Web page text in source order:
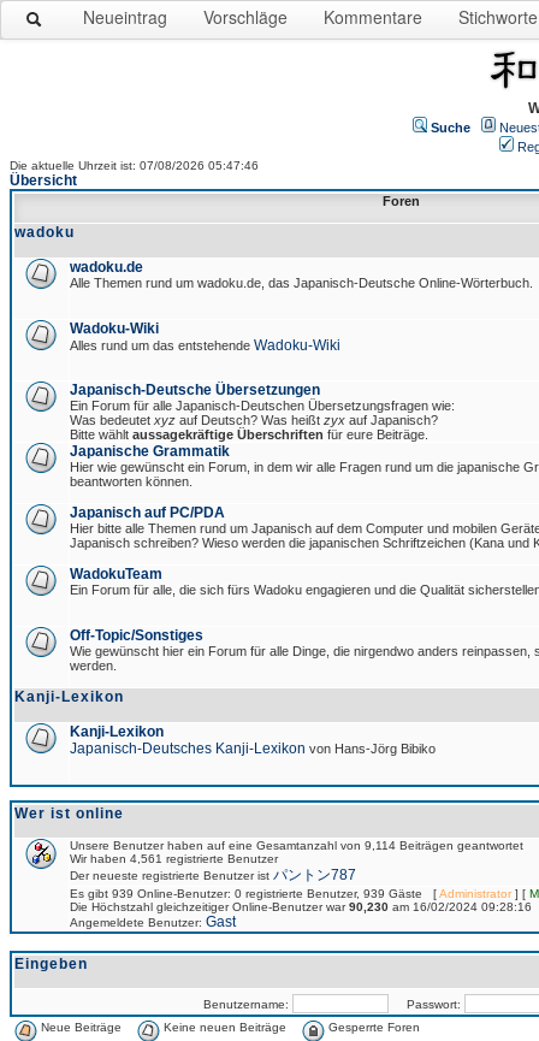
Neueintrag Vorschläge Kommentare Stichworte
Suche
Die aktuelle Uhrzeit ist: 07/08/2026 05:47:46
Übersicht
Foren
wadoku
wadoku.de
Alle Themen rund um wadoku.de, das Japanisch-Deutsche Online-Wörterbuch.
Wadoku-Wiki
Alles rund um das entstehende Wadoku-Wiki
Japanisch-Deutsche Übersetzungen
Ein Forum für alle Japanisch-Deutschen Übersetzungsfragen wie:
Was bedeutet xyz auf Deutsch? Was heißt zyx auf Japanisch?
Bitte wählt aussagekräftige Überschriften für eure Beiträge.
Japanische Grammatik
Hier wie gewünscht ein Forum, in dem wir alle Fragen rund um die japanische
beantworten können.
Japanisch auf PC/PDA
Hier bitte alle Themen rund um Japanisch auf dem Computer und mobilen
Japanisch schreiben? Wieso werden die japanischen Schriftzeichen (Kana und
WadokuTeam
Ein Forum für alle, die sich fürs Wadoku engagieren und die Qualität
Off-Topic/Sonstiges
Wie gewünscht hier ein Forum für alle Dinge, die nirgendwo anders reinpassen,
werden.
Kanji-Lexikon
Kanji-Lexikon
Japanisch-Deutsches Kanji-Lexikon von Hans-Jörg Bibiko
Wer ist online
Unsere Benutzer haben auf eine Gesamtanzahl von 9,114 Beiträgen geantwortet
Wir haben 4,561 registrierte Benutzer
Der neueste registrierte Benutzer ist パントン787
Es gibt 939 Online-Benutzer: 0 registrierte Benutzer, 939 Gäste [Administrator] [
Die Höchstzahl gleichzeitiger Online-Benutzer war90,230 am 16/02/2024 09:28:16
Angemeldete Benutzer: Gast
Eingeben
Benutzername:
Passwort:
Neue Beiträge
Keine neuen Beiträge Gesperrte Foren